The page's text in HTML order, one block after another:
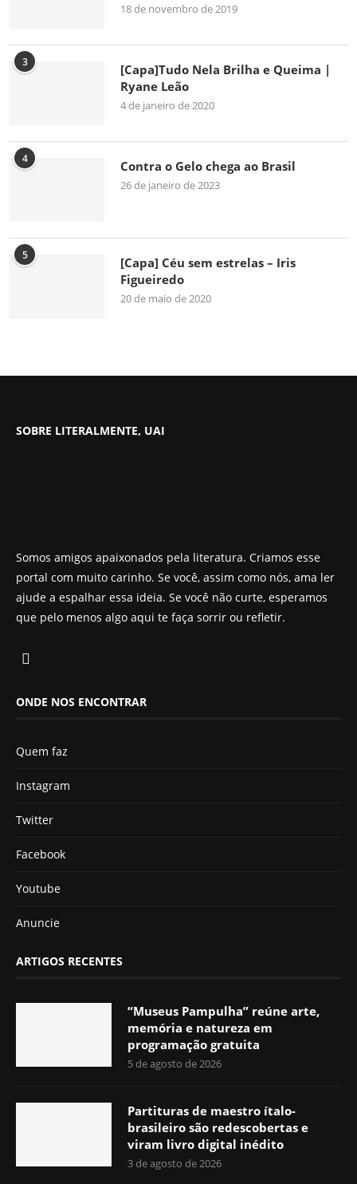
18 de novembro de 2019
3
[Capa]Tudo Nela Brilha e Queima |
Ryane Leão
4 de janeiro de 2020
4 Contra o Gelo chega ao Brasil
26 de janeiro de 2023
5
[Capa] Céu sem estrelas – Iris
Figueiredo
20 de maio de 2020
SOBRE LITERALMENTE, UAI
Somos amigos apaixonados pela literatura. Criamos esse
portal com muito carinho. Se você, assim como nós, ama ler
ajude a espalhar essa ideia. Se você não curte, esperamos
que pelo menos algo aqui te faça sorrir ou refletir.
ONDE NOS ENCONTRAR
Quem faz
Instagram
Twitter
Facebook
Youtube
Anuncie
ARTIGOS RECENTES
“Museus Pampulha” reúne arte,
memória e natureza em
programação gratuita
5 de agosto de 2026
Partituras de maestro ítalo-
brasileiro são redescobertas e
viram livro digital inédito
3 de agosto de 2026